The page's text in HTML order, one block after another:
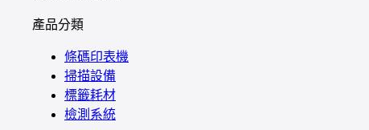
產品分類
條碼印表機
掃描設備
標籤耗材
檢測系統